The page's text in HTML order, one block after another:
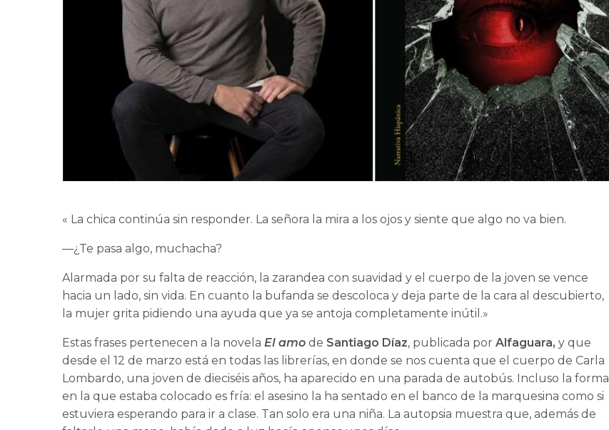
« La chica continúa sin responder. La señora la mira a los ojos y siente que algo no va bien.
—¿Te pasa algo, muchacha?
Alarmada por su falta de reacción, la zarandea con suavidad y el cuerpo de la joven se vence
hacia un lado, sin vida. En cuanto la bufanda se descoloca y deja parte de la cara al descubierto,
la mujer grita pidiendo una ayuda que ya se antoja completamente inútil.»
Estas frases pertenecen a la novelaEl amo de Santiago Díaz, publicada porAlfaguara, y que
desde el 12 de marzo está en todas las librerías, en donde se nos cuenta que el cuerpo de Carla
Lombardo, una joven de dieciséis años, ha aparecido en una parada de autobús. Incluso la forma
en la que estaba colocado es fría: el asesino la ha sentado en el banco de la marquesina como si
estuviera esperando para ir a clase. Tan solo era una niña. La autopsia muestra que, además de